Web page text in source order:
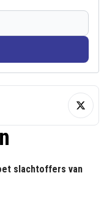
slachtoffers van